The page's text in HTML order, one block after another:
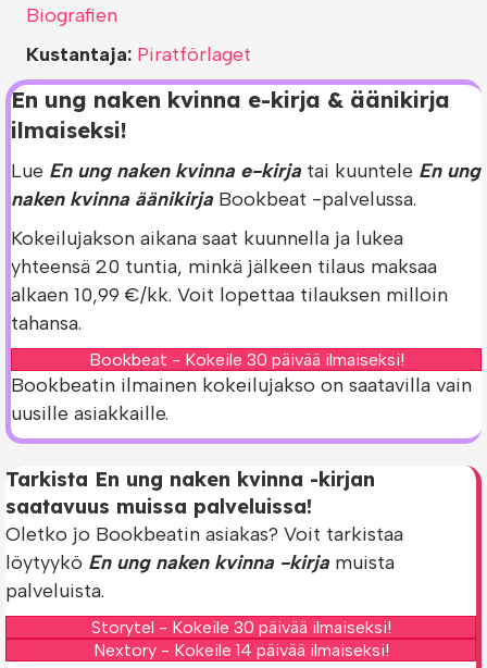
En ung naken kvinna e-kirja & äänikirja
ilmaiseksi!
Lue En ung naken kvinna e-kirja tai kuuntele En ung
naken kvinna äänikirja Bookbeat -palvelussa.
Kokeilujakson aikana saat kuunnella ja lukea
yhteensä 20 tuntia, minkä jälkeen tilaus maksaa
alkaen 10,99 €/kk. Voit lopettaa tilauksen milloin
tahansa.
Bookbeat - Kokeile 30 päivää ilmaiseksi!
Bookbeatin ilmainen kokeilujakso on saatavilla vain
uusille asiakkaille.
Biografien
Kustantaja: Piratförlaget
Tarkista En ung naken kvinna -kirjan
saatavuus muissa palveluissa!
Oletko jo Bookbeatin asiakas? Voit tarkistaa
löytyykö En ung naken kvinna -kirja muista
palveluista.
Storytel - Kokeile 30 päivää ilmaiseksi!
Nextory - Kokeile 14 päivää ilmaiseksi!